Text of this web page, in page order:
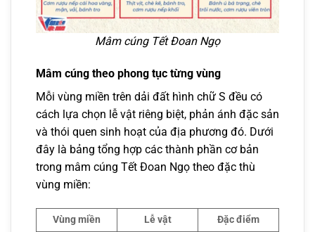
Mâm cúng Tết Đoan Ngọ
Mâm cúng theo phong tục từng vùng
Mỗi vùng miền trên dải đất hình chữ S đều có
cách lựa chọn lễ vật riêng biệt, phản ánh đặc sản
và thói quen sinh hoạt của địa phương đó. Dưới
đây là bảng tổng hợp các thành phần cơ bản
trong mâm cúng Tết Đoan Ngọ theo đặc thù
vùng miền:
Vùng miền Lễ vật Đặc điểm